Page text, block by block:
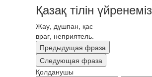
Қазақ тілін үйренеміз
Жау, дұшпан, қас
враг, неприятель.
Предыдущая фраза
Следующая фраза
Қолданушы